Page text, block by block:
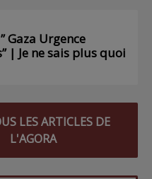
Gaza Urgence
| Je ne sais plus quoi
LES ARTICLES DE
L'AGORA